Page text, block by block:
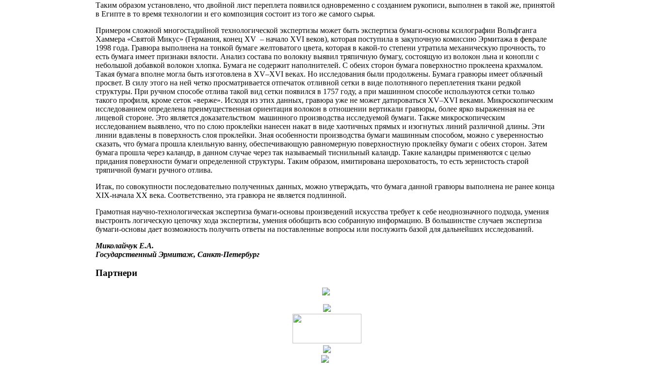
Таким образом установлено, что двойной лист переплета появился одновременно с созданием рукописи, выполнен в такой же, принятой
в Египте в то время технологии и его композиция состоит из того же самого сырья.
Примером сложной многостадийной технологической экспертизы может быть экспертиза бумаги-основы ксилографии Вольфганга
Хаммера «Святой Микус» (Германия, конец XV – начало XVI веков), которая поступила в закупочную комиссию Эрмитажа в феврале
1998 года. Гравюра выполнена на тонкой бумаге желтоватого цвета, которая в какой-то степени утратила механическую прочность, то
есть бумага имеет признаки вялости. Анализ состава по волокну выявил тряпичную бумагу, состоящую из волокон льна и конопли с
небольшой добавкой волокон хлопка. Бумага не содержит наполнителей. С обеих сторон бумага поверхностно проклеена крахмалом.
Такая бумага вполне могла быть изготовлена в XV–XVI веках. Но исследования были продолжены. Бумага гравюры имеет облачный
просвет. В силу этого на ней четко просматривается отпечаток отливной сетки в виде полотняного переплетения ткани редкой
структуры. При ручном способе отлива такой вид сетки появился в 1757 году, а при машинном способе используются сетки только
такого профиля, кроме сеток «верже». Исходя из этих данных, гравюра уже не может датироваться XV–XVI веками. Микроскопическим
исследованием определена преимущественная ориентация волокон в отношении вертикали гравюры, более ярко выраженная на ее
лицевой стороне. Это является доказательством машинного производства исследуемой бумаги. Также микроскопическим
исследованием выявлено, что по слою проклейки нанесен накат в виде хаотичных прямых и изогнутых линий различной длины. Эти
линии вдавлены в поверхность слоя проклейки. Зная особенности производства бумаги машинным способом, можно с уверенностью
сказать, что бумага прошла клеильную ванну, обеспечивающую равномерную поверхностную проклейку бумаги с обеих сторон. Затем
бумага прошла через каландр, в данном случае через так называемый тиснильный каландр. Такие каландры применяются с целью
придания поверхности бумаги определенной структуры. Таким образом, имитирована шероховатость, то есть зернистость старой
тряпичной бумаги ручного отлива.
Итак, по совокупности последовательно полученных данных, можно утверждать, что бумага данной гравюры выполнена не ранее конца
XIX-начала ХХ века. Соответственно, эта гравюра не является подлинной.
Грамотная научно-технологическая экспертиза бумаги-основы произведений искусства требует к себе неоднозначного подхода, умения
выстроить логическую цепочку хода экспертизы, умения обобщить всю собранную информацию. В большинстве случаев экспертиза
бумаги-основы дает возможность получить ответы на поставленные вопросы или послужить базой для дальнейших исследований.
Миколайчук Е.А.
Государственный Эрмитаж, Санкт-Петербург
Партнери